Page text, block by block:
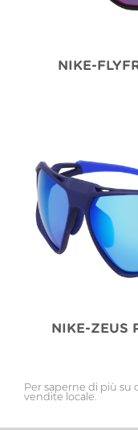
NIKE-
NIKE-ZEUS
Per saperne di più su
vendite locale.